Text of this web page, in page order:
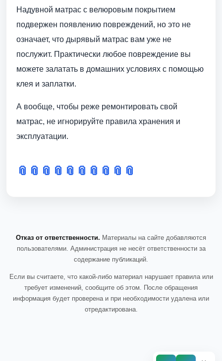
Надувной матрас с велюровым покрытием
подвержен появлению повреждений, но это не
означает, что дырявый матрас вам уже не
послужит. Практически любое повреждение вы
можете залатать в домашних условиях с помощью
клея и заплатки.
А вообще, чтобы реже ремонтировать свой
матрас, не игнорируйте правила хранения и
эксплуатации.
📎 📎 📎 📎 📎 📎 📎 📎 📎 📎
Отказ от ответственности. Материалы на сайте добавляются
пользователями. Администрация не несёт ответственности за
содержание публикаций.
Если вы считаете, что какой-либо материал нарушает правила или
требует изменений, сообщите об этом. После обращения
информация будет проверена и при необходимости удалена или
отредактирована.